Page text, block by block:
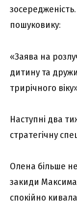
пошуковику:
«Заява на
дитину та
трирічного
Наступні два
стратегічну
Олена більше
закиди
спокійно